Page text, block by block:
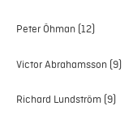
Peter Öhman (12)
Victor Abrahamsson (9)
Richard Lundström (9)